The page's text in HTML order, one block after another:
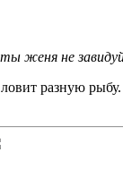
женя не
разную